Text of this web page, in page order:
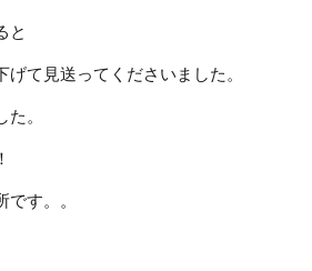
と
て見送ってくださいました。
。
す。。